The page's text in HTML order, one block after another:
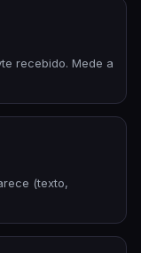
recebido. Mede a
(texto,